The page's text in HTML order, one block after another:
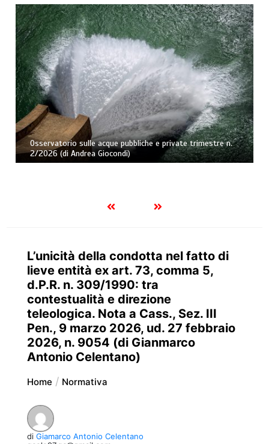
Osservatorio sulle acque pubbliche e private trimestre n.
2/2026 (di Andrea Giocondi)
L’unicità della condotta nel fatto di
lieve entità ex art. 73, comma 5,
d.P.R. n. 309/1990: tra
contestualità e direzione
teleologica. Nota a Cass., Sez. III
Pen., 9 marzo 2026, ud. 27 febbraio
2026, n. 9054 (di Gianmarco
Antonio Celentano)
Home Normativa
di Giamarco Antonio Celentano